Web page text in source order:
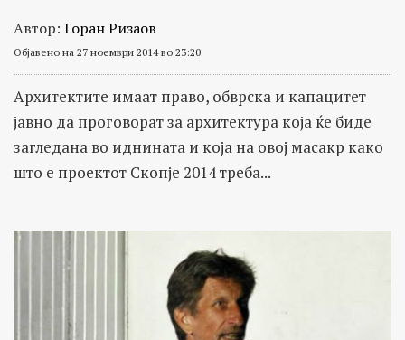
Автор: Горан Ризаов
Објавено на 27 ноември 2014 во 23:20
Архитектите имаат право, обврска и капацитет
јавно да проговорат за архитектура која ќе биде
загледана во иднината и која на овој масакр како
што е проектот Скопје 2014 треба...